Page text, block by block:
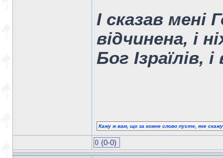
І сказав
відчинена, і
Бог Ізраїлів,
Кажу ж вам, що за кожне слово пусте, яке
0 (0-0)